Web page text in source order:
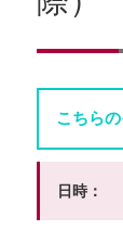
こちら
日時：